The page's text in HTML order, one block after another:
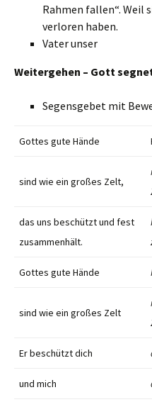
Rahmen fallen“. Weil
verloren haben.
Vater unser
Weitergehen – Gott
Segensgebet mit
Gottes gute Hände
sind wie ein großes Zelt,
das uns beschützt und fest
zusammenhält.
Gottes gute Hände
sind wie ein großes Zelt
Er beschützt dich
und mich